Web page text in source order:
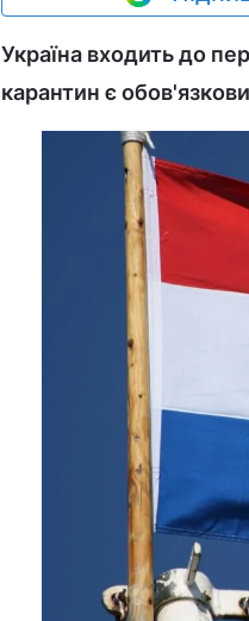
Україна входить до
карантин є